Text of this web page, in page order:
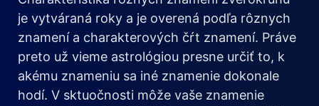
je vytváraná roky a je overená podľa rôznych
znamení a charakterových čŕt znamení. Práve
preto už vieme astrológiou presne určiť to, k
akému znameniu sa iné znamenie dokonale
hodí. V sktuočnosti môže vaše znamenie